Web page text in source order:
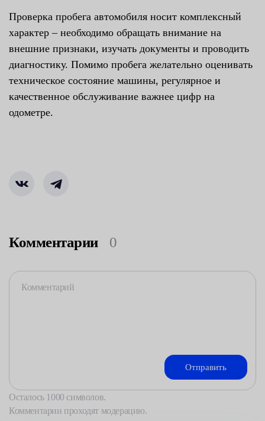
Проверка пробега автомобиля носит комплексный
характер – необходимо обращать внимание на
внешние признаки, изучать документы и проводить
диагностику. Помимо пробега желательно оценивать
техническое состояние машины, регулярное и
качественное обслуживание важнее цифр на
одометре.
Комментарии 0
Осталось 1000 символов.
Комментарии проходят модерацию.